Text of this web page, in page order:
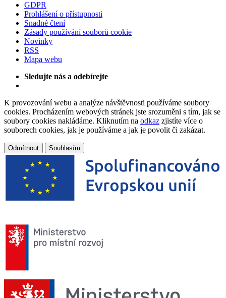
GDPR
Prohlášení o přístupnosti
Snadné čtení
Zásady používání souborů cookie
Novinky
RSS
Mapa webu
Sledujte nás a odebírejte
K provozování webu a analýze návštěvnosti používáme soubory
cookies. Procházením webových stránek jste srozuměni s tím, jak se
soubory cookies nakládáme. Kliknutím na odkaz zjistíte více o
souborech cookies, jak je používáme a jak je povolit či zakázat.
Odmítnout Souhlasím